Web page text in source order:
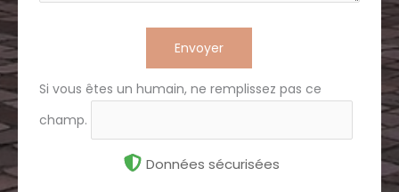
Envoyer
Si vous êtes un humain, ne remplissez pas ce
champ.
Données sécurisées